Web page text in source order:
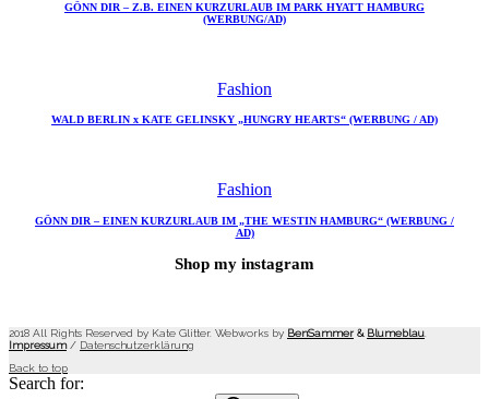
GÖNN DIR – Z.B. EINEN KURZURLAUB IM PARK HYATT HAMBURG
(WERBUNG/AD)
Fashion
WALD BERLIN x KATE GELINSKY „HUNGRY HEARTS“ (WERBUNG / AD)
Fashion
GÖNN DIR – EINEN KURZURLAUB IM „THE WESTIN HAMBURG“ (WERBUNG /
AD)
Shop my instagram
2018 All Rights Reserved by Kate Glitter. Webworks by BenSammer & Blumeblau
Impressum/ Datenschutzerklärung
Back to top
Search for: